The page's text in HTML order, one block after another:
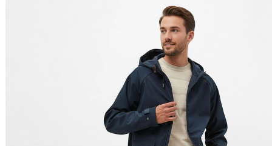
Nome do Produto A - Z
Nome do Produto Z - A